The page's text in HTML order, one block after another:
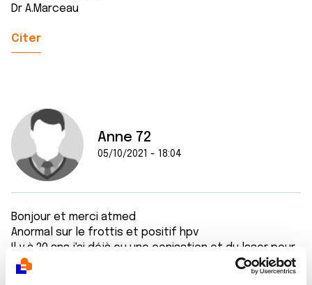
Dr A.Marceau
Citer
Anne 72
05/10/2021 - 18:04
Bonjour et merci atmed
Anormal sur le frottis et positif hpv
Il y à 20 ans j'ai déjà eu une conisation et du laser pour
dysplasie condylomateuse et voilà que des mauvais
résultat arrive je pensais être tranquille et surtout